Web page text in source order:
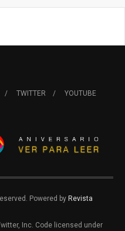
TWITTER YOUTUBE
Powered by Revista
Inc. Code licensed under